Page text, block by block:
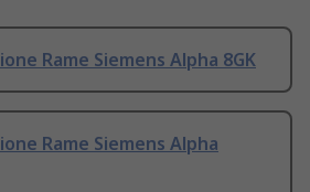
Rame Siemens Alpha 8GK
Rame Siemens Alpha